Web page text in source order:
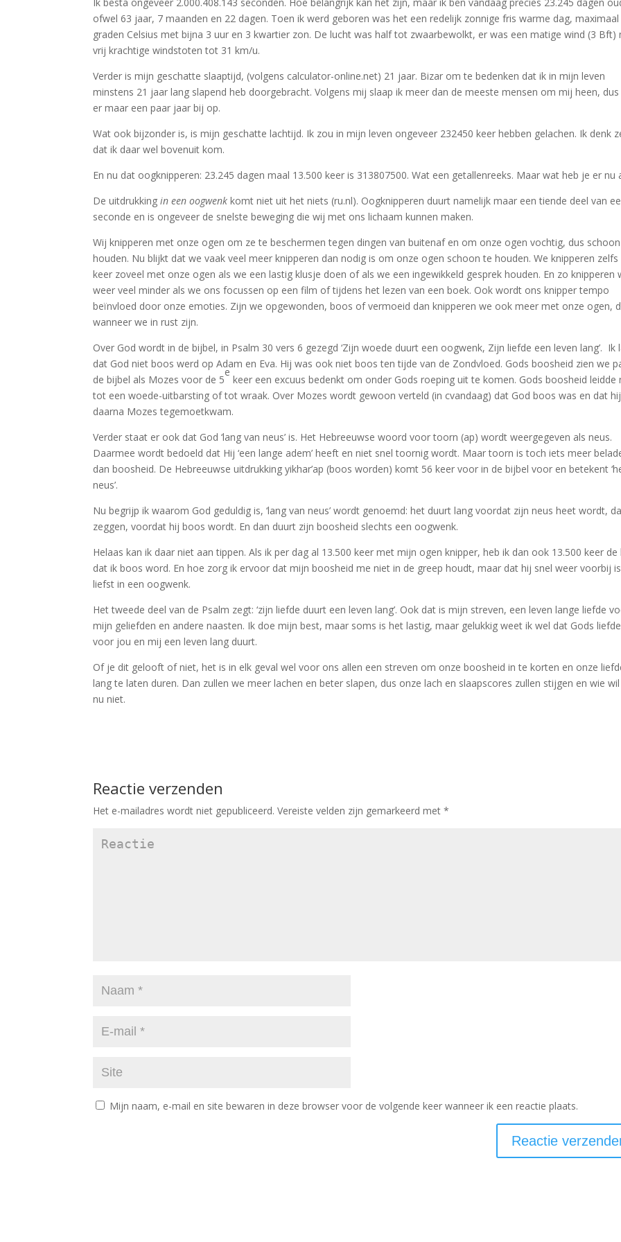
ofwel 63 jaar, 7 maanden en 22 dagen. Toen ik werd geboren was het een redelijk zonnige fris warme dag, maximaal
graden Celsius met bijna 3 uur en 3 kwartier zon. De lucht was half tot zwaarbewolkt, er was een matige wind (3 Bft)
vrij krachtige windstoten tot 31 km/u.
Verder is mijn geschatte slaaptijd, (volgens calculator-online.net) 21 jaar. Bizar om te bedenken dat ik in mijn leven
minstens 21 jaar lang slapend heb doorgebracht. Volgens mij slaap ik meer dan de meeste mensen om mij heen, dus
er maar een paar jaar bij op.
Wat ook bijzonder is, is mijn geschatte lachtijd. Ik zou in mijn leven ongeveer 232450 keer hebben gelachen. Ik denk
dat ik daar wel bovenuit kom.
En nu dat oogknipperen: 23.245 dagen maal 13.500 keer is 313807500. Wat een getallenreeks. Maar wat heb je er nu
De uitdrukkingin een oogwenkkomt niet uit het niets (ru.nl). Oogknipperen duurt namelijk maar een tiende deel van
seconde en is ongeveer de snelste beweging die wij met ons lichaam kunnen maken.
Wij knipperen met onze ogen om ze te beschermen tegen dingen van buitenaf en om onze ogen vochtig, dus
houden. Nu blijkt dat we vaak veel meer knipperen dan nodig is om onze ogen schoon te houden. We knipperen zelfs
keer zoveel met onze ogen als we een lastig klusje doen of als we een ingewikkeld gesprek houden. En zo knipperen
weer veel minder als we ons focussen op een film of tijdens het lezen van een boek. Ook wordt ons knipper tempo
beïnvloed door onze emoties. Zijn we opgewonden, boos of vermoeid dan knipperen we ook meer met onze ogen,
wanneer we in rust zijn.
Over God wordt in de bijbel, in Psalm 30 vers 6 gezegd ‘Zijn woede duurt een oogwenk, Zijn liefde een leven lang’. Ik
dat God niet boos werd op Adam en Eva. Hij was ook niet boos ten tijde van de Zondvloed. Gods boosheid zien we
de bijbel als Mozes voor de 5
e
keer een excuus bedenkt om onder Gods roeping uit te komen. Gods boosheid leidde
tot een woede-uitbarsting of tot wraak. Over Mozes wordt gewoon verteld (in cvandaag) dat God boos was en dat hij
daarna Mozes tegemoetkwam.
Verder staat er ook dat God ‘lang van neus’ is. Het Hebreeuwse woord voor toorn (ap) wordt weergegeven als neus.
Daarmee wordt bedoeld dat Hij ‘een lange adem’ heeft en niet snel toornig wordt. Maar toorn is toch iets meer
dan boosheid. De Hebreeuwse uitdrukking yikhar’ap (boos worden) komt 56 keer voor in de bijbel voor en betekent
neus’.
Nu begrijp ik waarom God geduldig is, ‘lang van neus’ wordt genoemd: het duurt lang voordat zijn neus heet wordt,
zeggen, voordat hij boos wordt. En dan duurt zijn boosheid slechts een oogwenk.
Helaas kan ik daar niet aan tippen. Als ik per dag al 13.500 keer met mijn ogen knipper, heb ik dan ook 13.500 keer de
dat ik boos word. En hoe zorg ik ervoor dat mijn boosheid me niet in de greep houdt, maar dat hij snel weer voorbij
liefst in een oogwenk.
Het tweede deel van de Psalm zegt: ‘zijn liefde duurt een leven lang’. Ook dat is mijn streven, een leven lange liefde
mijn geliefden en andere naasten. Ik doe mijn best, maar soms is het lastig, maar gelukkig weet ik wel dat Gods liefde
voor jou en mij een leven lang duurt.
Of je dit gelooft of niet, het is in elk geval wel voor ons allen een streven om onze boosheid in te korten en onze
lang te laten duren. Dan zullen we meer lachen en beter slapen, dus onze lach en slaapscores zullen stijgen en wie
nu niet.
Reactie verzenden
Het e-mailadres wordt niet gepubliceerd. Vereiste velden zijn gemarkeerd met*
Mijn naam, e-mail en site bewaren in deze browser voor de volgende keer wanneer ik een reactie plaats.